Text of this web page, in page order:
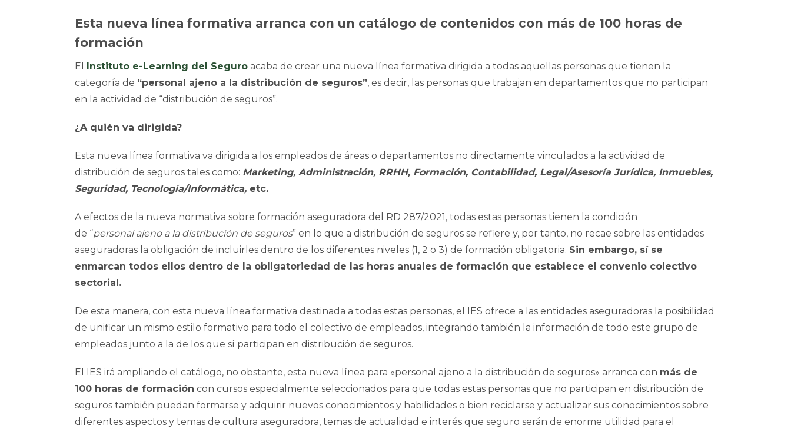
Esta nueva línea formativa arranca con un catálogo de contenidos con más de 100 horas de
formación
El Instituto e-Learning del Seguro acaba de crear una nueva línea formativa dirigida a todas aquellas personas que tienen la
categoría de “personal ajeno a la distribución de seguros”, es decir, las personas que trabajan en departamentos que no participan
en la actividad de “distribución de seguros”.
¿A quién va dirigida?
Esta nueva línea formativa va dirigida a los empleados de áreas o departamentos no directamente vinculados a la actividad de
distribución de seguros tales como: Marketing, Administración, RRHH, Formación, Contabilidad, Legal/Asesoría Jurídica, Inmuebles,
Seguridad, Tecnología/Informática, etc.
A efectos de la nueva normativa sobre formación aseguradora del RD 287/2021, todas estas personas tienen la condición
de “personal ajeno a la distribución de seguros” en lo que a distribución de seguros se refiere y, por tanto, no recae sobre las entidades
aseguradoras la obligación de incluirles dentro de los diferentes niveles (1, 2 o 3) de formación obligatoria. Sin embargo, sí se
enmarcan todos ellos dentro de la obligatoriedad de las horas anuales de formación que establece el convenio colectivo
sectorial.
De esta manera, con esta nueva línea formativa destinada a todas estas personas, el IES ofrece a las entidades aseguradoras la posibilidad
de unificar un mismo estilo formativo para todo el colectivo de empleados, integrando también la información de todo este grupo de
empleados junto a la de los que sí participan en distribución de seguros.
El IES irá ampliando el catálogo, no obstante, esta nueva línea para «personal ajeno a la distribución de seguros» arranca con más de
100 horas de formación con cursos especialmente seleccionados para que todas estas personas que no participan en distribución de
seguros también puedan formarse y adquirir nuevos conocimientos y habilidades o bien reciclarse y actualizar sus conocimientos sobre
diferentes aspectos y temas de cultura aseguradora, temas de actualidad e interés que seguro serán de enorme utilidad para el